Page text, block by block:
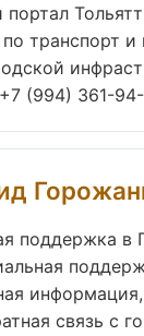
портал
по транспорт
+7 (994) 361-
поддержка в
связь с